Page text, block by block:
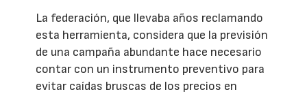
La federación, que llevaba años reclamando
esta herramienta, considera que la previsión
de una campaña abundante hace necesario
contar con un instrumento preventivo para
evitar caídas bruscas de los precios en